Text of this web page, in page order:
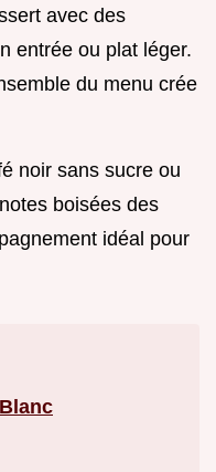
avec des
entrée ou plat léger.
du menu crée
noir sans sucre ou
boisées des
idéal pour